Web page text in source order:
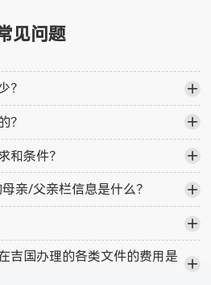
见问题
？
？
和条件？
亲/父亲栏信息是什么？
吉国办理的各类文件的费用是